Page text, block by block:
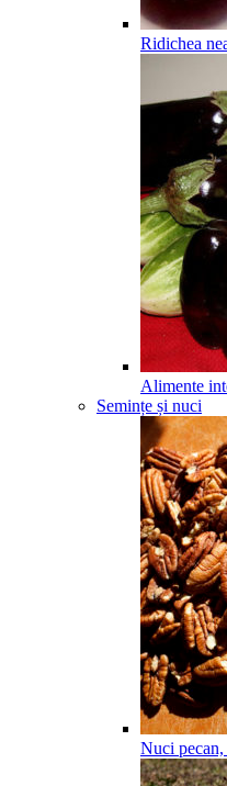
Ridichea
Alimente
Semințe și nuci
Nuci pecan,